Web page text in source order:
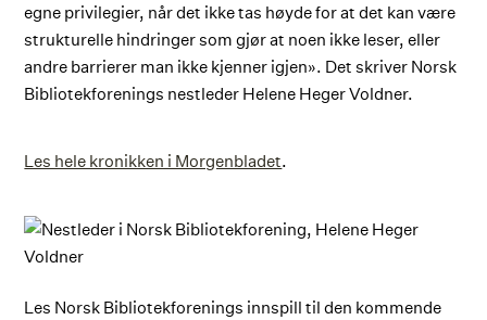
egne privilegier, når det ikke tas høyde for at det kan være
strukturelle hindringer som gjør at noen ikke leser, eller
andre barrierer man ikke kjenner igjen». Det skriver Norsk
Bibliotekforenings nestleder Helene Heger Voldner.
Les hele kronikken i Morgenbladet.
Les Norsk Bibliotekforenings innspill til den kommende